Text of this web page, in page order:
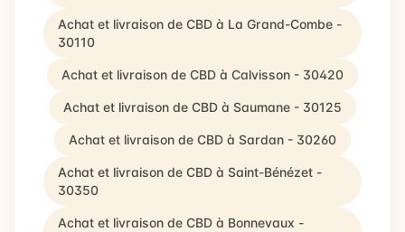
Achat et livraison de CBD à La Grand-Combe -
30110
Achat et livraison de CBD à Calvisson - 30420
Achat et livraison de CBD à Saumane - 30125
Achat et livraison de CBD à Sardan - 30260
Achat et livraison de CBD à Saint-Bénézet -
30350
Achat et livraison de CBD à Bonnevaux -